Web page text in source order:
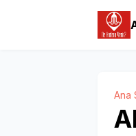
Ana